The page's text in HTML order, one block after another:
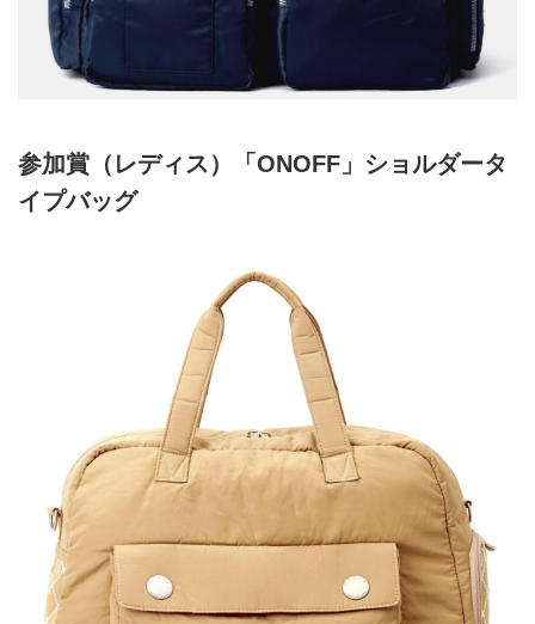
参加賞（レディス）「ONOFF」ショルダータ
イプバッグ